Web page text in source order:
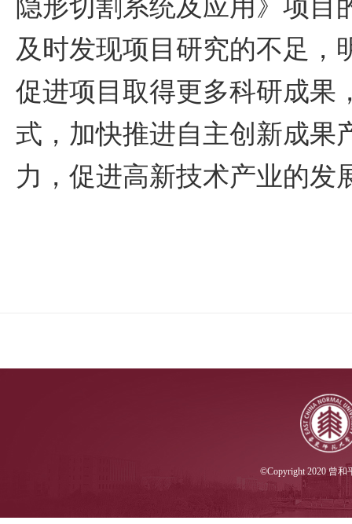
隐形切割系统及应用》项目
及时发现项目研究的不足，
促进项目取得更多科研成果
式，加快推进自主创新成果
力，促进高新技术产业的发
©Copyright 2020 曾